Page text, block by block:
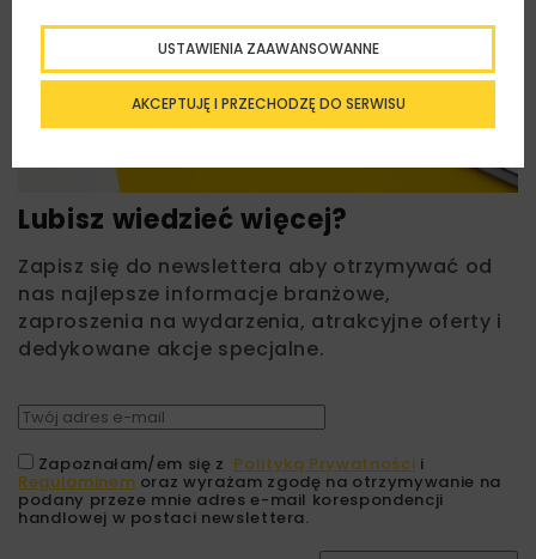
Lubisz wiedzieć więcej?
Zapisz się do newslettera aby otrzymywać od
nas najlepsze informacje branżowe,
zaproszenia na wydarzenia, atrakcyjne oferty i
dedykowane akcje specjalne.
Zapoznałam/em się z Polityką Prywatności i
Regulaminem oraz wyrażam zgodę na otrzymywanie na
podany przeze mnie adres e-mail korespondencji
handlowej w postaci newslettera.
AKCEPTUJĘ I PRZECHODZĘ DO SERWISU
USTAWIENIA ZAAWANSOWANNE